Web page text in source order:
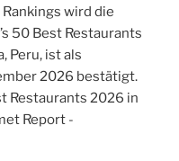
wird die
50 Best Restaurants
Peru, ist als
2026 bestätigt.
Restaurants 2026 in
Report -